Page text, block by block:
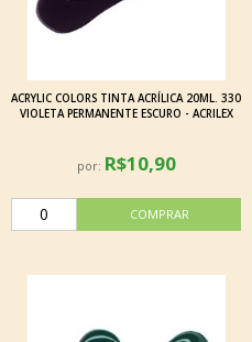
ACRYLIC COLORS TINTA ACRÍLICA 20ML. 330
VIOLETA PERMANENTE ESCURO - ACRILEX
por: R$10,90